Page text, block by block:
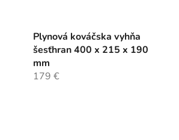
Plynová kováčska vyhňa
šesťhran 400 x 215 x 190
mm
179 €